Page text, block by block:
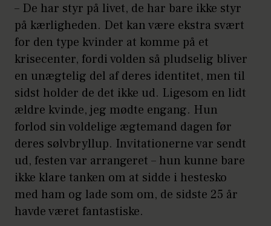
– De har styr på livet, de har bare ikke styr
på kærligheden. Det kan være ekstra svært
for den type kvinder at komme på et
krisecenter, fordi volden så pludselig bliver
en unægtelig del af deres identitet, men til
sidst holder de det ikke ud. Ligesom en lidt
ældre kvinde, jeg mødte engang. Hun
forlod sin voldelige ægtemand dagen før
deres sølvbryllup. Invitationerne var sendt
ud, festen var arrangeret – hun kunne bare
ikke klare tanken om at sidde i hestesko
med ham og lade som om, de sidste 25 år
havde været fantastiske.